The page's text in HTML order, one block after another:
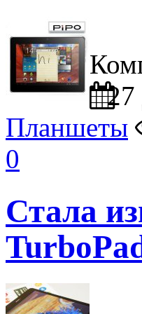
27
Планшеты
0
Стала